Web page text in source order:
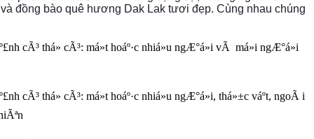
đồng bào quê hương Dak Lak tươi đẹp. Cùng nhau chúng